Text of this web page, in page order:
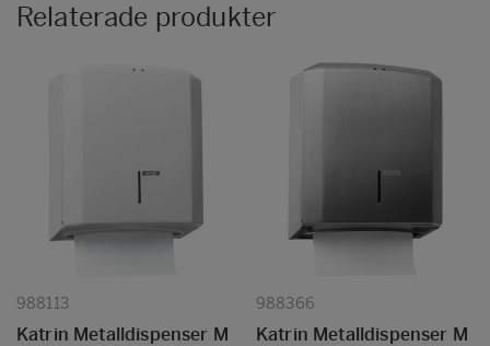
Relaterade produkter
988113
Katrin Metalldispenser M
988366
Katrin Metalldispenser M